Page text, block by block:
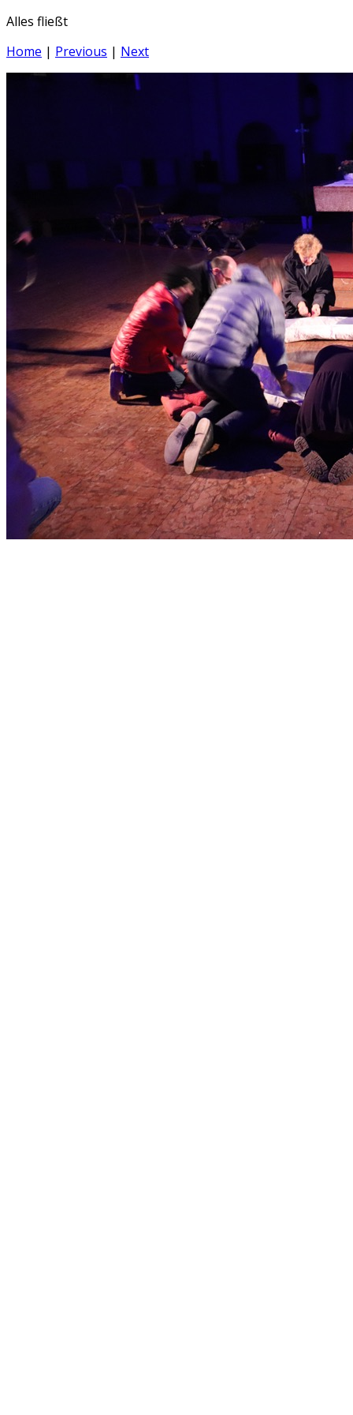
Alles fließt
Home | Previous | Next